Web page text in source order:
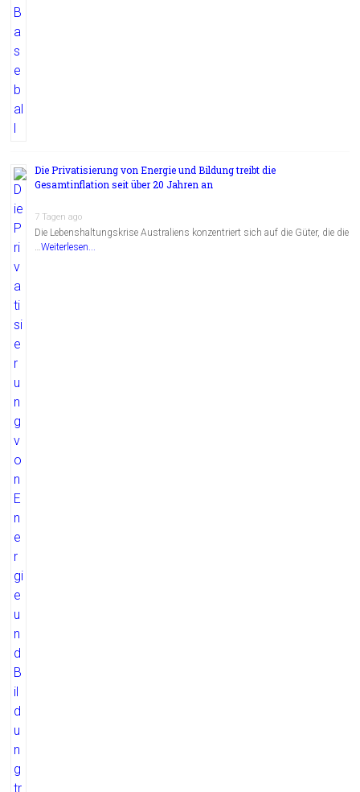
Die Privatisierung von Energie und Bildung treibt die
Gesamtinflation seit über 20 Jahren an
7 Tagen ago
Die Lebenshaltungskrise Australiens konzentriert sich auf die Güter, die die
…Weiterlesen...